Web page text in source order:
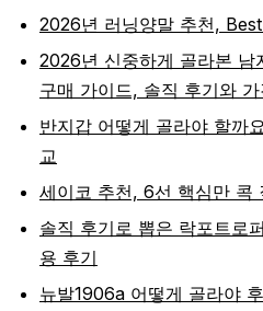
2026년 러닝양말 추천,
2026년 신중하게 골라본
구매 가이드, 솔직 후기와
반지갑 어떻게 골라야 할까
교
세이코 추천, 6선 핵심만 콕
솔직 후기로 뽑은 락포트로
용 후기
뉴발1906a 어떻게 골라야